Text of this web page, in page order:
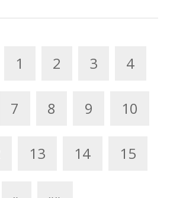
1 2 3 4
7 8 9 10
13 14 15